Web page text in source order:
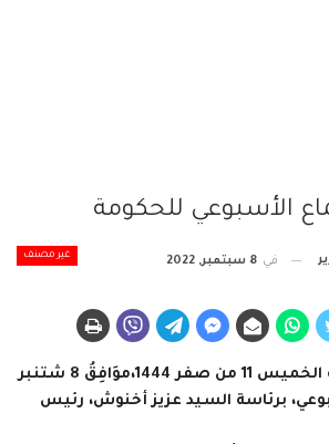
الأسبوعي للحكومة
غير مصنف في 8 سبتمبر, 2022
8 شتنبر
برئاسة السيد عزيز أخنوش، رئيس